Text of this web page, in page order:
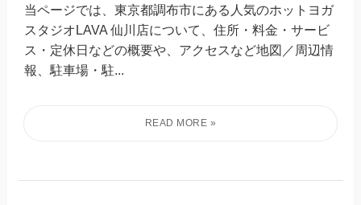
当ページでは、東京都調布市にある人気のホットヨガ
スタジオLAVA 仙川店について、住所・料金・サービ
ス・定休日などの概要や、アクセスなど地図／周辺情
報、駐車場・駐...